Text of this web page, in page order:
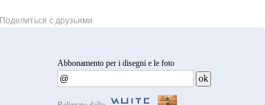
Поделиться с друзьями
Abbonamento per i disegni e le foto